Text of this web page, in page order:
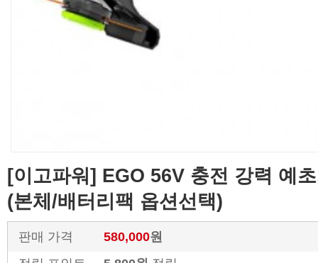
[이고파워] EGO 56V 충전 강력 예
(본체/배터리팩 옵션선택)
판매 가격 580,000원